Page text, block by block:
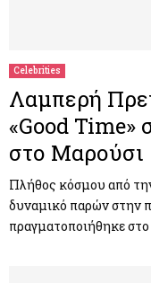
Celebrities
Λαμπερή
«Good
στο Μαρούσι
Πλήθος κόσμου από
δυναμικό παρών στην
πραγματοποιήθηκε